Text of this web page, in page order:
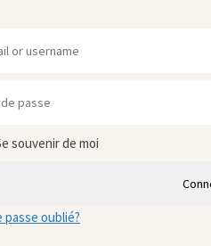
souvenir de moi
passe oublié?